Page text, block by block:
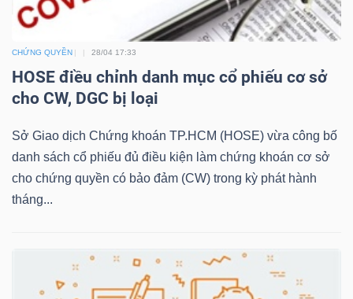
CHỨNG QUYỀN 28/04 17:33
HOSE điều chỉnh danh mục cổ phiếu cơ sở
cho CW, DGC bị loại
Sở Giao dịch Chứng khoán TP.HCM (HOSE) vừa công bố
danh sách cổ phiếu đủ điều kiện làm chứng khoán cơ sở
cho chứng quyền có bảo đảm (CW) trong kỳ phát hành
tháng...
LIỆU
Ngành
(-)
LƯỢNG